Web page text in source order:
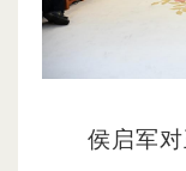
侯启军